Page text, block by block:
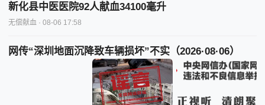
新化县中医医院92人献血34100毫升
无偿献血 · 08-06 17:58
网传“深圳地面沉降致车辆损坏”不实（2026·08·06）